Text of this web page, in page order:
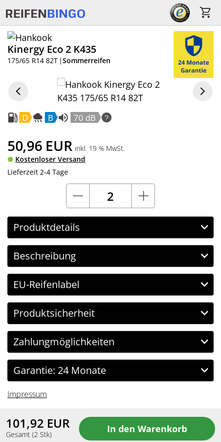
Kinergy Eco 2 K435
175/65 R14 82T |Sommerreifen
D B 70 dB
Produktdetails
50,96 EUR inkl. 19 % MwSt.
Kostenloser Versand
Lieferzeit 2-4 Tage
101,92 EUR
Gesamt (2 Stk)
Beschreibung
EU-Reifenlabel
Produktsicherheit
Zahlungmöglichkeiten
Garantie: 24 Monate
Impressum
Copyright Reifenbingo.de © 2026 All Rights Reserved.